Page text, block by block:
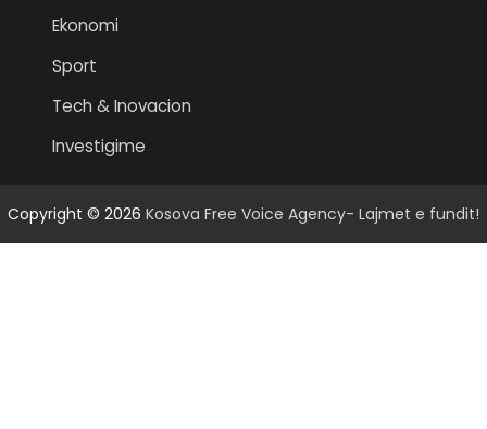
Ekonomi
Sport
Tech & Inovacion
Investigime